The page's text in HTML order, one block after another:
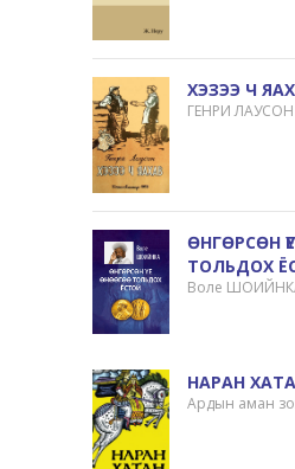
ХЭЗЭЭ Ч
ГЕНРИ ЛАУСОН
ӨНГӨРСӨН
ТОЛЬДОХ
Воле
НАРАН
Ардын аман